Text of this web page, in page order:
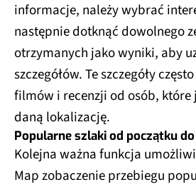
informacje, należy wybrać
następnie dotknąć dowolnego
otrzymanych jako wyniki, aby
szczegółów. Te szczegóły
filmów i recenzji od osób, które
daną lokalizację.
Popularne szlaki od początku
Kolejna ważna funkcja
Map zobaczenie przebiegu